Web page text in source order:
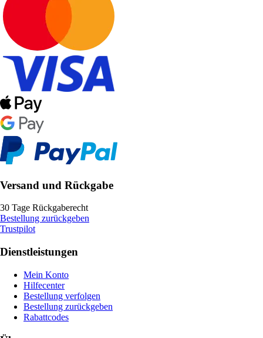
Versand und Rückgabe
30 Tage Rückgaberecht
Bestellung zurückgeben
Trustpilot
Dienstleistungen
Mein Konto
Hilfecenter
Bestellung verfolgen
Bestellung zurückgeben
Rabattcodes